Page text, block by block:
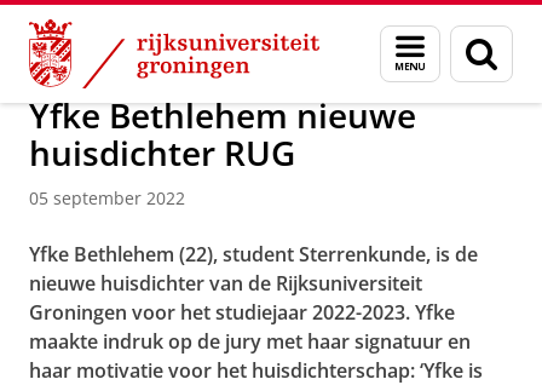
Skip
Content
Skip
Navigation
Menu
en
zoeken
Onderzoek Kapteyn Instituut Agenda en Nieuws
Yfke Bethlehem nieuwe
huisdichter RUG
05 september 2022
Yfke Bethlehem (22), student Sterrenkunde, is de
nieuwe huisdichter van de Rijksuniversiteit
Groningen voor het studiejaar 2022-2023. Yfke
maakte indruk op de jury met haar signatuur en
haar motivatie voor het huisdichterschap: ‘Yfke is